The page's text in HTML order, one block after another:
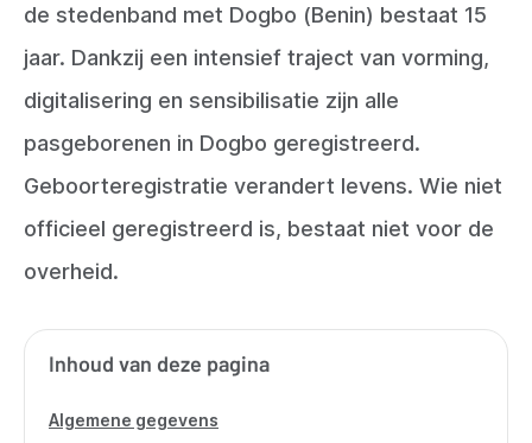
de stedenband met Dogbo (Benin) bestaat 15
jaar. Dankzij een intensief traject van vorming,
digitalisering en sensibilisatie zijn alle
pasgeborenen in Dogbo geregistreerd.
Geboorteregistratie verandert levens. Wie niet
officieel geregistreerd is, bestaat niet voor de
overheid.
Inhoud van deze pagina
Algemene gegevens